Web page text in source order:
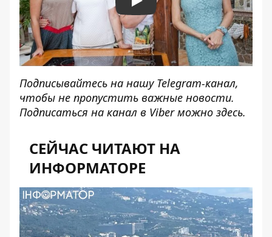
Play
Подписывайтесь на нашу Telegram-канал,
чтобы не пропустить важные новости.
Подписаться на канал в Viber можно здесь.
СЕЙЧАС ЧИТАЮТ НА
ИНФОРМАТОРЕ